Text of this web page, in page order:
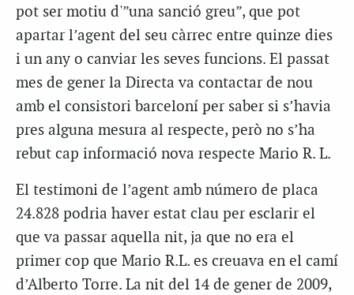
pot ser motiu d'”una sanció greu”, que pot
apartar l’agent del seu càrrec entre quinze dies
i un any o canviar les seves funcions. El passat
mes de gener la Directa va contactar de nou
amb el consistori barceloní per saber si s’havia
pres alguna mesura al respecte, però no s’ha
rebut cap informació nova respecte Mario R. L.
El testimoni de l’agent amb número de placa
24.828 podria haver estat clau per esclarir el
que va passar aquella nit, ja que no era el
primer cop que Mario R.L. es creuava en el camí
d’Alberto Torre. La nit del 14 de gener de 2009,